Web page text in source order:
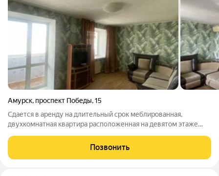
Амурск, проспект Победы,15
Сдается в аренду на длительный срок меблированная,
двухкомнатная квартира расположенная на девятом этаже
Есть все необходимое для проживания. Стоимость 35000 руб.
Коммунальные платежи
Позвонить